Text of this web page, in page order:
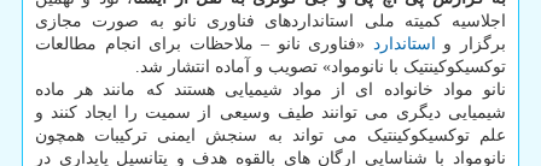
اجلاسیه کمیته ملی استانداردهای فناوری نانو به صورت مجازی
برگزار و استاندارد «فناوری نانو – ملاحظات برای انجام مطالعات
توکسیکوکینتیک با نانومواد» تصویب و آماده انتشار شد.
نانو مواد خانواده ای از مواد شیمیایی هستند که مانند هر ماده
شیمیایی دیگری می توانند طیف وسیعی از سمیت را ایجاد کنند و
علم توکسیکوکینتیک می تواند به سنجش ایمنی ترکیبات همچون
نانومواد با شناسایی ارگان های بالقوه هدف و پتانسیل پایداری در